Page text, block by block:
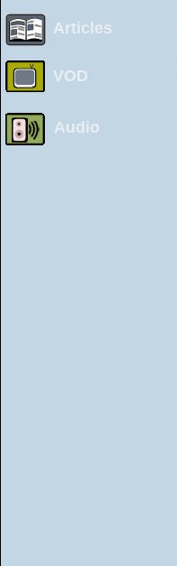
Articles
VOD
Audio